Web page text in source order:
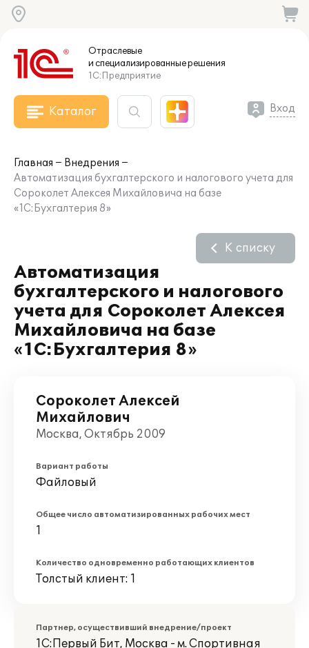
Отраслевые
и специализированныерешения
1С:Предприятие
Каталог Вход
Главная
Внедрения
Автоматизация бухгалтерского и налогового учета для
Сороколет Алексея Михайловича на базе
«1С:Бухгалтерия 8»
Автоматизация
бухгалтерского и налогового
учета для Сороколет Алексея
Михайловича на базе
«1С:Бухгалтерия 8»
К списку
Сороколет Алексей
Михайлович
Москва, Октябрь 2009
Вариант работы
Файловый
Общее число автоматизированных рабочих мест
1
Количество одновременно работающих клиентов
Толстый клиент: 1
Партнер, осуществивший внедрение/проект
1С:Первый Бит, Москва - м. Спортивная